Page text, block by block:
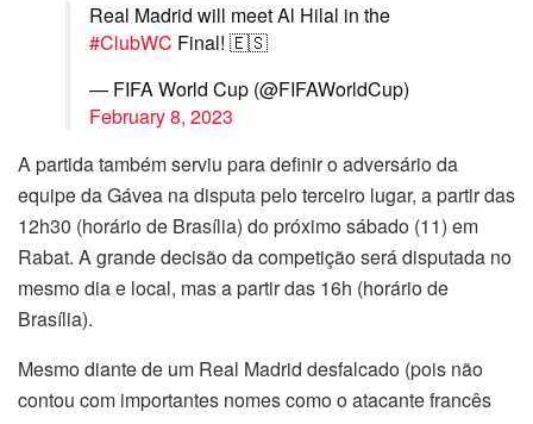
Real Madrid will meet Al Hilal in the
#ClubWC Final! 🇪🇸
— FIFA World Cup (@FIFAWorldCup)
February 8, 2023
A partida também serviu para definir o adversário da
equipe da Gávea na disputa pelo terceiro lugar, a partir das
12h30 (horário de Brasília) do próximo sábado (11) em
Rabat. A grande decisão da competição será disputada no
mesmo dia e local, mas a partir das 16h (horário de
Brasília).
Mesmo diante de um Real Madrid desfalcado (pois não
contou com importantes nomes como o atacante francês